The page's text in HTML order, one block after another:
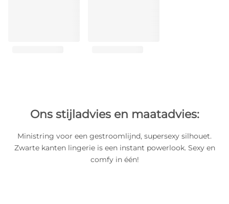
Ons stijladvies en maatadvies:
Ministring voor een gestroomlijnd, supersexy silhouet.
Zwarte kanten lingerie is een instant powerlook. Sexy en
comfy in één!